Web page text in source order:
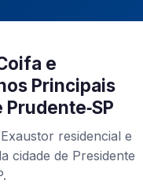
e
Principais
residencial e
cidade de Presidente